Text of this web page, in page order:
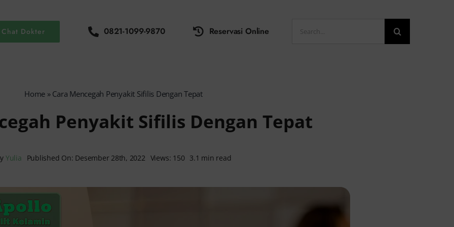
Chat Dokter 0821-1099-9870 Reservasi Online
for:
Home » Cara Mencegah Penyakit Sifilis Dengan Tepat
Penyakit Sifilis Dengan Tepat
Yulia Published On: Desember 28th, 2022 Views: 150 3.1 min read